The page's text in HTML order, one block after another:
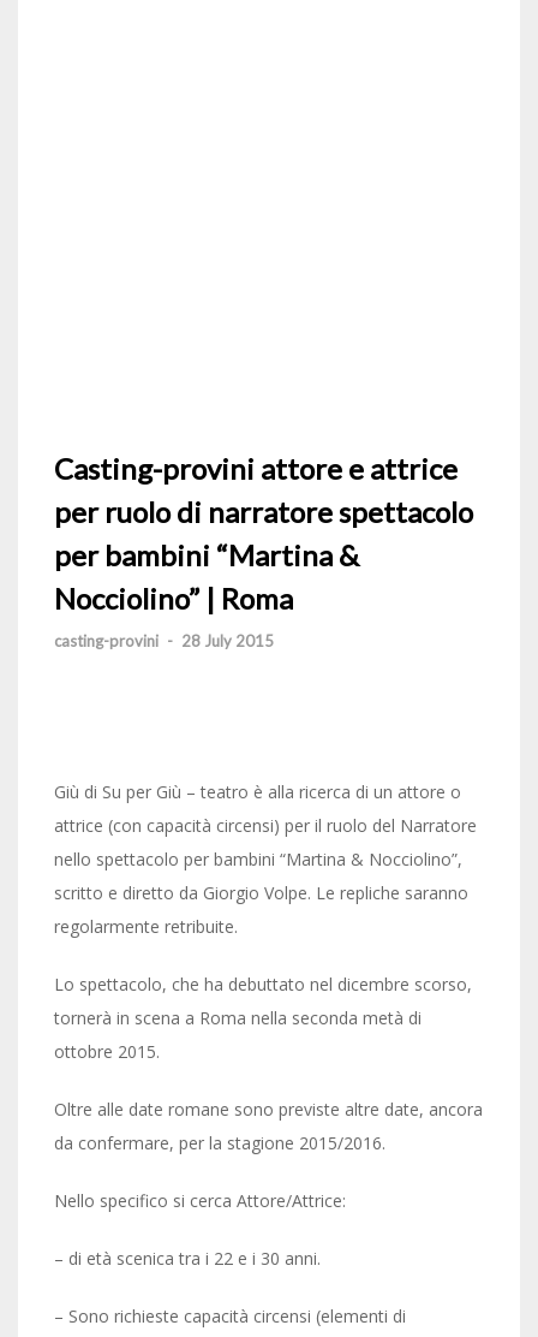
Casting-provini attore e attrice
per ruolo di narratore spettacolo
per bambini “Martina &
Nocciolino” | Roma
casting-provini - 28 July 2015
Giù di Su per Giù – teatro è alla ricerca di un attore o
attrice (con capacità circensi) per il ruolo del Narratore
nello spettacolo per bambini “Martina & Nocciolino”,
scritto e diretto da Giorgio Volpe. Le repliche saranno
regolarmente retribuite.
Lo spettacolo, che ha debuttato nel dicembre scorso,
tornerà in scena a Roma nella seconda metà di
ottobre 2015.
Oltre alle date romane sono previste altre date, ancora
da confermare, per la stagione 2015/2016.
Nello specifico si cerca Attore/Attrice:
– di età scenica tra i 22 e i 30 anni.
– Sono richieste capacità circensi (elementi di